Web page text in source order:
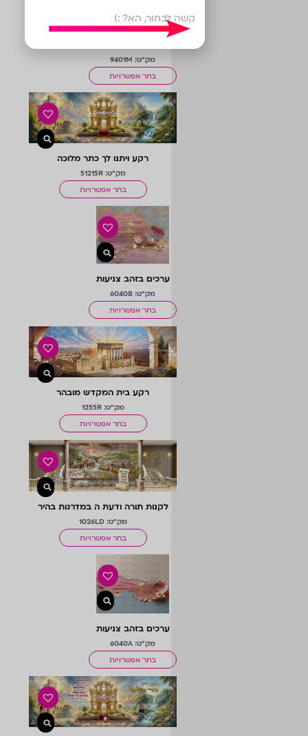
פעמיותי
מק"ט: 9401M
בחר אפשרויות
רקע ויתנו לך כתר מלוכה
מק"ט: 51215R
בחר אפשרויות
ערכים בזהב צניעות
מק"ט: 6040B
בחר אפשרויות
רקע בית המקדש מובהר
מק"ט: 1255R
בחר אפשרויות
לקנות תורה ודעת ה במדרגות בהיר
מק"ט: 1026LD
בחר אפשרויות
ערכים בזהב צניעות
מק"ט: 6040A
בחר אפשרויות
קשה לבחור, הא? :)